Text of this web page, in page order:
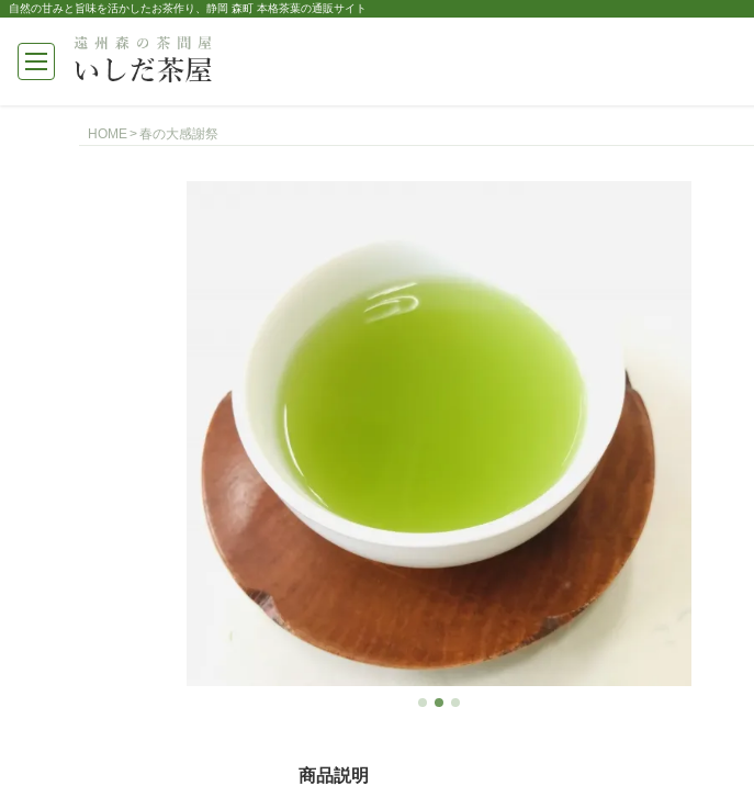
自然の甘みと旨味を活かしたお茶作り、静岡 森町 本格茶葉の通販サイト
HOME 春の大感謝祭
商品説明